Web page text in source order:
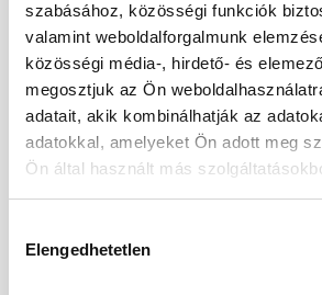
szabásához, közösségi funkciók
valamint weboldalforgalmunk
közösségi média-, hirdető- és
megosztjuk az Ön
adatait, akik kombinálhatják az
adatokkal, amelyeket Ön adott meg
Ön által használt más
kiválasztása
Elengedhetetlen
2024. október
2024. szeptember
2024. május
2024. április
2024. március
2023. december